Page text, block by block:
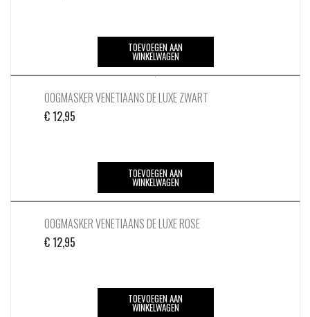
TOEVOEGEN AAN
WINKELWAGEN
OOGMASKER VENETIAANS DE LUXE ZWART
€12,95
TOEVOEGEN AAN
WINKELWAGEN
OOGMASKER VENETIAANS DE LUXE ROSE
€12,95
TOEVOEGEN AAN
WINKELWAGEN